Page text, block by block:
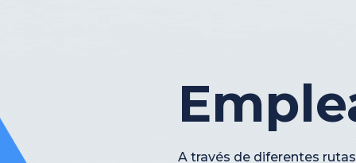
A través de diferentes